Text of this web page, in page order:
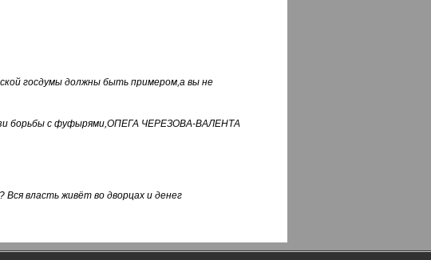
госдумы должны быть примером,а вы не
борьбы с фуфырями,ОПЕГА ЧЕРЕЗОВА-ВАЛЕНТА
власть живёт во дворцах и денег